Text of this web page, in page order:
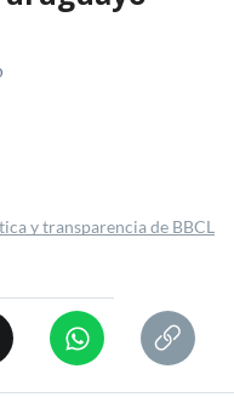
y transparencia de BBCL